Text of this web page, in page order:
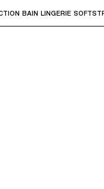
pour accéder aux
BAIN LINGERIE